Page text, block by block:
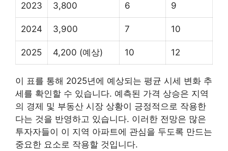
2023 3,800 6 9
2024 3,900 7 10
2025 4,200 (예상) 10 12
이 표를 통해 2025년에 예상되는 평균 시세 변화 추
세를 확인할 수 있습니다. 예측된 가격 상승은 지역
의 경제 및 부동산 시장 상황이 긍정적으로 작용한
다는 것을 반영하고 있습니다. 이러한 전망은 많은
투자자들이 이 지역 아파트에 관심을 두도록 만드는
중요한 요소로 작용할 것입니다.